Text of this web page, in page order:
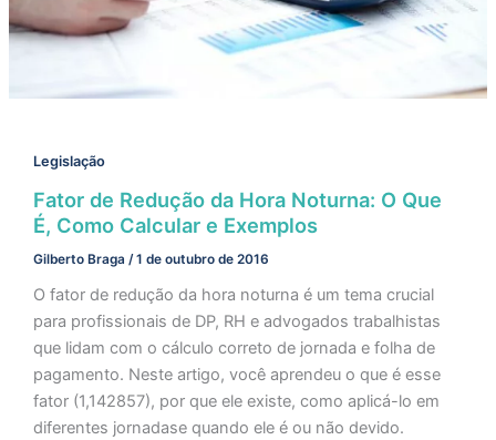
Legislação
Fator de Redução da Hora Noturna: O Que
É, Como Calcular e Exemplos
Gilberto Braga /1 de outubro de 2016
O fator de redução da hora noturna é um tema crucial
para profissionais de DP, RH e advogados trabalhistas
que lidam com o cálculo correto de jornada e folha de
pagamento. Neste artigo, você aprendeu o que é esse
fator (1,142857), por que ele existe, como aplicá-lo em
diferentes jornadase quando ele é ou não devido.